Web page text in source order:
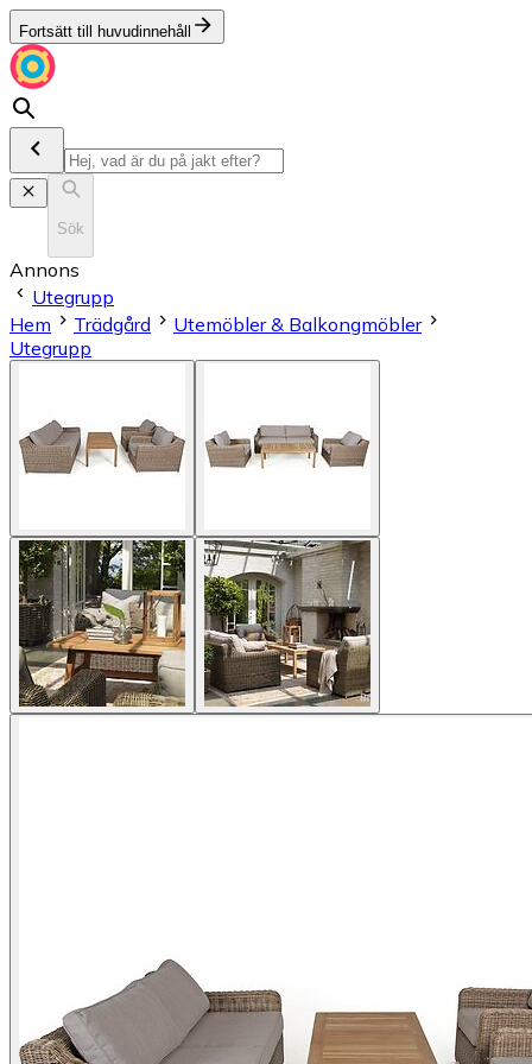
Fortsätt till huvudinnehåll
Sök
Annons
Utegrupp
Hem
Trädgård
Utemöbler & Balkongmöbler
Utegrupp